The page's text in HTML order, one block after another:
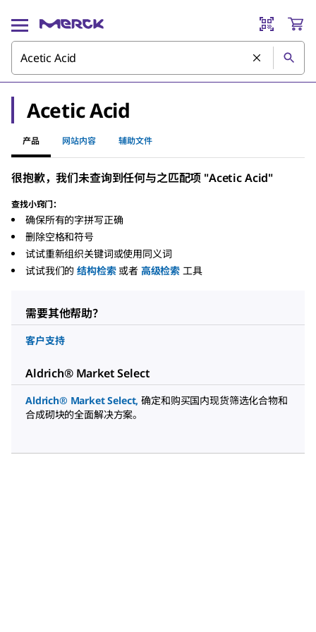
Acetic Acid
产品 网站内容 辅助文件
很抱歉，我们未查询到任何与之匹配项 "Acetic Acid"
查找小窍门：
确保所有的字拼写正确
删除空格和符号
试试重新组织关键词或使用同义词
试试我们的 结构检索 或者 高级检索 工具
需要其他帮助？
客户支持
Aldrich® Market Select
Aldrich® Market Select, 确定和购买国内现货筛选化合物和
合成砌块的全面解决方案。